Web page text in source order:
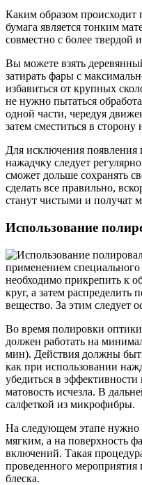
Каким образом происходит
бумага является тонким
совместно с более твердой
Вы можете взять
затирать фары с
избавиться от крупных
не нужно пытаться
одной части, чередуя
затем сместиться в
Для исключения
нажадчку следует
сможет дольше сохранять
сделать все правильно,
станут чистыми и получат
Использование
применением
необходимо прикрепить к
круг, а затем распределить
вещество. За этим следует
Во время полировки
должен работать на
мин). Действия должны
как при использовании
убедиться в
матовость исчезла. В
салфеткой из микрофибры.
На следующем этапе нужно
мягким, а на поверхность
включений. Такая
проведенного
блеска.